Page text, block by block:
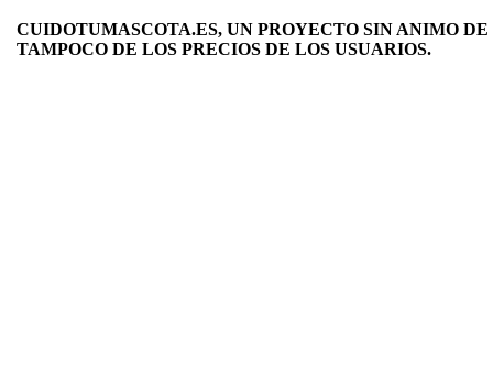
CUIDOTUMASCOTA.ES, UN PROYECTO SIN ANIMO
TAMPOCO DE LOS PRECIOS DE LOS USUARIOS.